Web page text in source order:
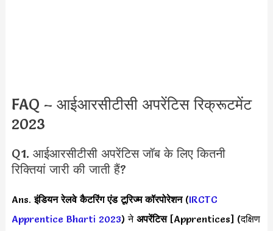
FAQ – आईआरसीटीसी अपरेंटिस रिक्रूटमेंट
2023
Q1. आईआरसीटीसी अपरेंटिस जॉब के लिए कितनी
रिक्तियां जारी की जाती हैं?
Ans.इंडियन रेलवे कैटरिंग एंड टूरिज्म कॉरपोरेशन(IRCTC
Apprentice Bharti 2023) ने अपरेंटिस[Apprentices] (दक्षिण